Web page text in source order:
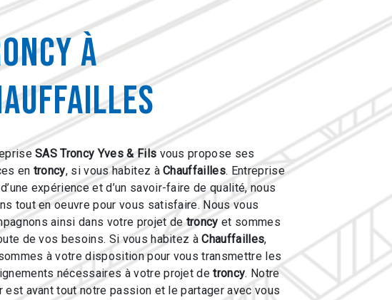
à
SAS Troncy Yves & Filsvous propose ses
en troncy, si vous habitez àChauffailles. Entreprise
expérience et d’un savoir-faire de qualité, nous
tout en oeuvre pour vous satisfaire. Nous vous
ainsi dans votre projet detroncy et sommes
de vos besoins. Si vous habitez àChauffailles,
à votre disposition pour vous transmettre les
nécessaires à votre projet detroncy. Notre
est avant tout notre passion et le partager avec vous